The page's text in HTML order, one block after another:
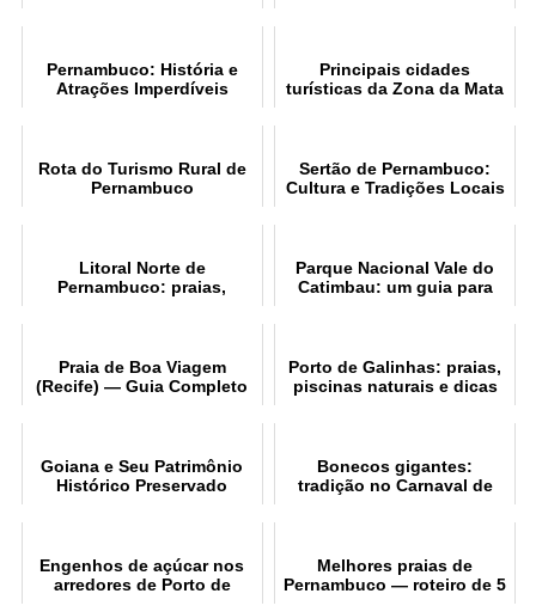
Pernambuco: História e
Atrações Imperdíveis
Principais cidades
turísticas da Zona da Mata
Rota do Turismo Rural de
Pernambuco
Sertão de Pernambuco:
Cultura e Tradições Locais
Litoral Norte de
Pernambuco: praias,
Parque Nacional Vale do
Catimbau: um guia para
Praia de Boa Viagem
(Recife) — Guia Completo
Porto de Galinhas: praias,
piscinas naturais e dicas
Goiana e Seu Patrimônio
Histórico Preservado
Bonecos gigantes:
tradição no Carnaval de
Engenhos de açúcar nos
arredores de Porto de
Melhores praias de
Pernambuco — roteiro de 5